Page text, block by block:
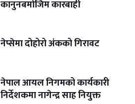
कानुनबमोजिम कारबाही
नेप्सेमा दोहोरो अंकको गिरावट
नेपाल आयल निगमको कार्यकारी
निर्देशकमा नागेन्द्र साह नियुक्त